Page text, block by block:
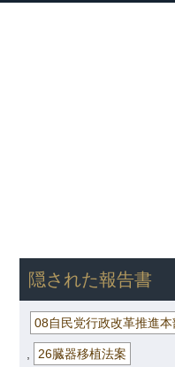
隠された報告書
08自民党行政改革推進
26臓器移植法案